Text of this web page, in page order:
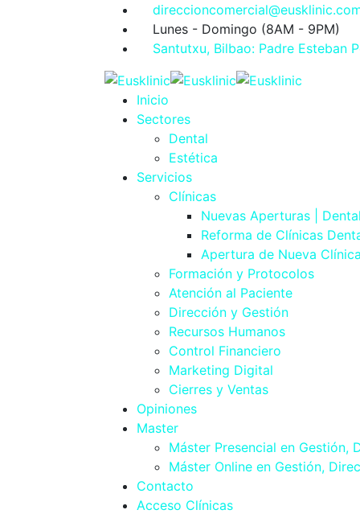
Lunes - Domingo (8AM - 9PM)
Santutxu, Bilbao: Padre Esteban
Inicio
Sectores
Dental
Estética
Servicios
Clínicas
Nuevas Aperturas |
Reforma de Clínicas
Apertura de Nueva
Formación y Protocolos
Atención al Paciente
Dirección y Gestión
Recursos Humanos
Control Financiero
Marketing Digital
Cierres y Ventas
Opiniones
Master
Máster Presencial en Gestión,
Máster Online en Gestión,
Contacto
Acceso Clínicas